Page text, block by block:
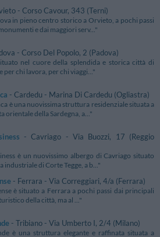
- Corso Cavour, 343 (Terni)
in pieno centro storico a Orvieto, a pochi passi
e dai maggiori serv..."
- Corso Del Popolo, 2 (Padova)
nel cuore della splendida e storica città di
per chi lavora, per chi viaggi..."
- Cardedu - Marina Di Cardedu (Ogliastra)
è una nuovissima struttura residenziale situata a
orientale della Sardegna, a..."
- Cavriago - Via Buozzi, 17 (Reggio
è un nuovissimo albergo di Cavriago situato
industriale di Corte Tegge, a b..."
- Ferrara - Via Correggiari, 4/a (Ferrara)
è situato a Ferrara a pochi passi dai principali
della città, ma al ..."
- Tribiano - Via Umberto I, 2/4 (Milano)
è una struttura elegante e raffinata situata a